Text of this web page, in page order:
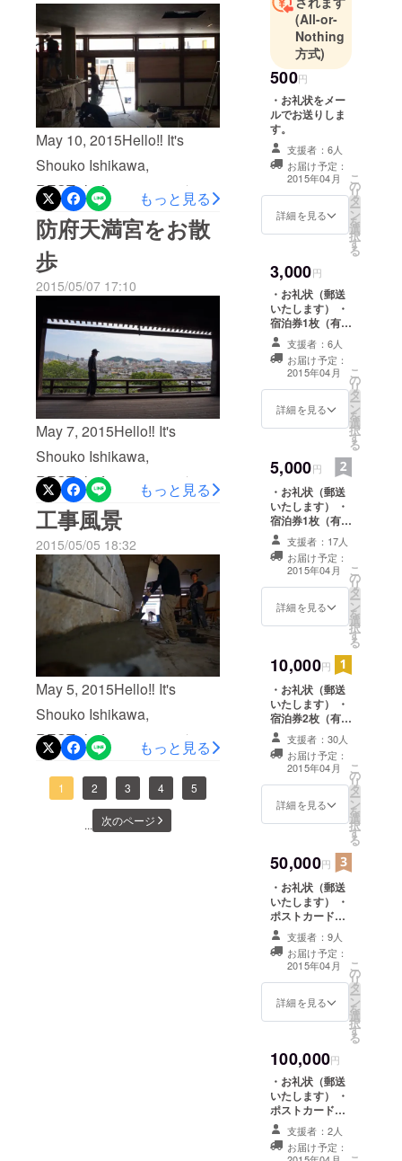
－３４HP:http://www.rest-
hofu.com/TEL:0835-28-9855
た(^-^) 一言で言うと、めっ
ちゃ居心地良かったです(´・
∀・｀)旅慣れた方には利用
しやすく、旅人向けの割引
があるのも素敵。もう一泊
しちゃおっかなぁ〜(´・∀・
｀)って気持ちになる宿でし
た。 場所は、「日本の夕陽
百選」にも選ばれる菊ヶ浜
にも程近く、浜崎地区その
ものが伝統的な日本建築郡
の立ち並ぶ町でもありま
す。世界約70ヶ国を旅して
きた元バックパッカーの
オーナーさんと話している
と、海外旅行にいきたくな
るし、見たことない世界が
広がって楽しかったですよ
(^-^) 暁屋さんFBはこちらか
ら
★https://www.facebook.com/
pages/%E5%8F%A4%E6%
B0%91%E5%AE%B6%E6%
B0%91%E5%AE%BF-
%E8%90%A9%E6%9A%81
%E5%B1%8B/6792943621
32479 ★レストボランティ
アスタッフ募集中Openする
までの簡単な作業を一緒に
しませんかo(^_^)o？＊5月
13日〜23日＊9:00〜17:00＊
汚れても良い服、靴、軍手
で☺︎この日の数時間だけ！
May 10, 2015Hello‼︎ It's
Shouko Ishikawa,
REST...hofu junctionこんに
ちはー！広報担当の石川 翔
子です(๑´ڡ`๑) ☺︎一緒に作
業しませんか(｀・∀・´)⁈ 今
日は、業者さんが天井や、
床などにクロスを付けて下
さっています！Openするま
での簡単な作業を一緒にし
ませんかo(^_^)o？＊5月13
日〜23日＊9:00〜17:00＊汚
れても良い服、靴、軍手で
☺︎この日の数時間だけ！で
も全然オッケーです！！中
を見てみたいなぁって思っ
て下さる方は、是非是非作
り上げる所から一緒にやり
ましょ〜o(^_^)o興味はある
けど、ちょっと恥ずかしい
なぁと思う方は、私の
Facebookにでもお気軽に
メッセージ下さい^_^
【REST...hofujunction】住
所：防府市天神２丁目２－
hofu.com/
もっと見る
防府天満宮をお散
歩
2015/05/07 17:10
May 7, 2015Hello‼︎ It's
Shouko Ishikawa,
REST...hofu junctionこんに
ちはー！広報担当の石川 翔
子です(๑´ڡ`๑) 《★ボラン
ティアスタッフさん大大大
募集(｀・∀・´)‼︎》 今日は作
業の合間に天満宮へ。天気
も良くて、ゆっくりお散歩
するのに良いですね(´・∀・
｀)春風楼からの眺めも気持
ちが良いです。パネルもあ
りますよ！カメラを持って
是非‼︎(^-^)笑 ★ボランティア
さん募集中‼︎＊5月13日〜23
日＊9:00〜17:00＊汚れても
良い服、靴、軍手で☺︎お気
もっと見る
工事風景
2015/05/05 18:32
May 5, 2015Hello‼︎ It's
Shouko Ishikawa,
REST...hofu junctionこんに
ちはー！広報担当の石川 翔
子です(๑´ڡ`๑) 《★ボラン
ティアスタッフさん大大大
もっと見る
1 2 3 4 5
... 次のページ
ています！
(All-or-
Nothing
方式)
500円
・お礼状をメー
ルでお送りしま
す。
支援者：6人
お届け予定：
2015年04月
詳細を見る
こ
の
リ
タ
ー
ン
を
選
択
す
る
3,000円
・お礼状（郵送
いたします） ・
宿泊券1枚（有効
期限2015年4月
から2016年5月
末まで）
支援者：6人
お届け予定：
2015年04月
詳細を見る
こ
の
リ
タ
ー
ン
を
選
択
す
る
5,000円
・お礼状（郵送
いたします） ・
宿泊券1枚（有効
期限2015年4月
から2016年5月
末まで） ・名前
入れ（ホーム
ページとゲスト
ハウス内に記
から1年間） ※来
ウスに自筆のよ
るプレートを作
成し、差し替え
いたします。
支援者：17人
お届け予定：
2015年04月
詳細を見る
こ
の
リ
タ
ー
ン
を
選
択
す
る
10,000円
・お礼状（郵送
いたします） ・
宿泊券2枚（有効
期限2015年4月
から2016年5月
末まで） ・ポス
トカード（郵送
いたします） ・
進行状況報告を
とゲストハウス
内に記載、2015
年4月から1年
間） ※来店時に
ゲストハウスに
自筆のよるプ
レートを作成
し、差し替えい
たします。
支援者：30人
お届け予定：
2015年04月
詳細を見る
こ
の
リ
タ
ー
ン
を
選
択
す
る
50,000円
・お礼状（郵送
いたします） ・
ポストカード
（郵送いたしま
す） ・進行状況
報告をメールで
お知らせ ・名前
入れ（ホーム
ページとゲスト
店時にゲストハ
ウスに自筆のよ
るプレートを作
成し、差し替え
いたします。 ・
オープニングサ
マーパーティご
支援者：9人
お届け予定：
2015年04月
詳細を見る
こ
の
リ
タ
ー
ン
を
選
択
す
る
100,000円
・お礼状（郵送
いたします） ・
ポストカード
（郵送いたしま
す） ・進行状況
報告をメールで
支援者：2人
お届け予定：